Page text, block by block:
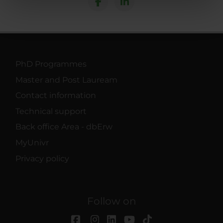
nostri partner che si occupano di analisi dei dati web,
PhD Programmes
Master and Post Lauream
Contact information
Technical support
Back office Area - dbErw
MyUnivr
Privacy policy
Follow on